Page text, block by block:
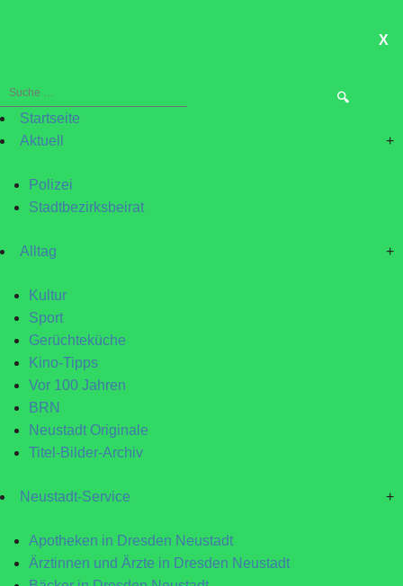
X
Suche
nach:Startseite
Aktuell
+
Polizei
Stadtbezirksbeirat
Alltag +
Kultur
Sport
Gerüchteküche
Kino-Tipps
Vor 100 Jahren
BRN
Neustadt Originale
Titel-Bilder-Archiv
Neustadt-Service +
Apotheken in Dresden Neustadt
Ärztinnen und Ärzte in Dresden Neustadt